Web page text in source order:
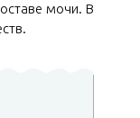
мочи. В